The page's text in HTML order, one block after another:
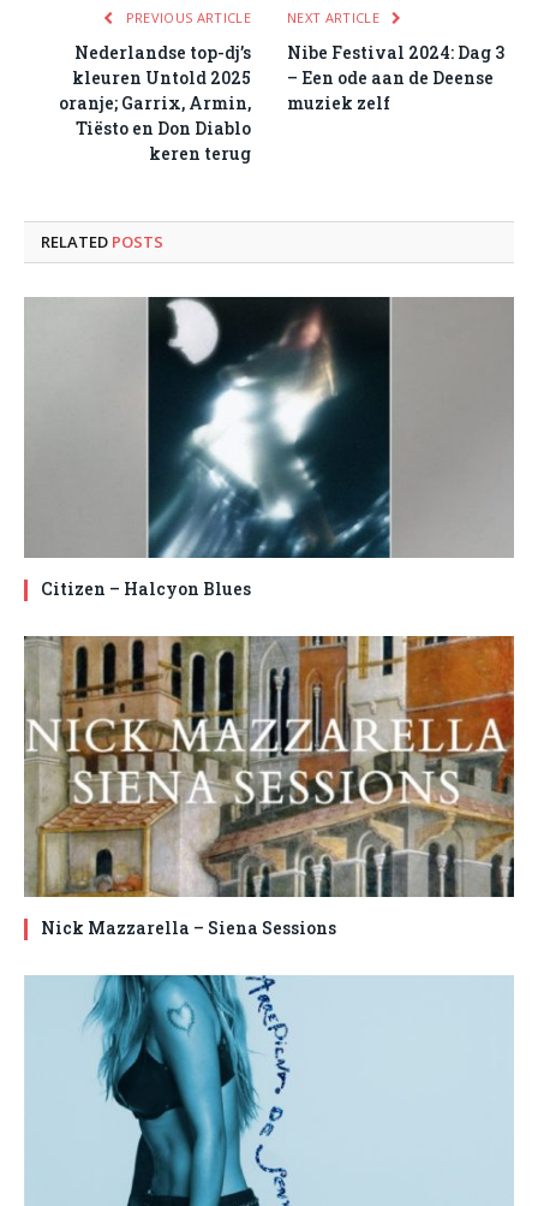
PREVIOUS ARTICLE
Nederlandse top-dj’s
kleuren Untold 2025
oranje; Garrix, Armin,
Tiësto en Don Diablo
keren terug
NEXT ARTICLE
Nibe Festival 2024: Dag 3
– Een ode aan de Deense
muziek zelf
RELATED POSTS
Citizen – Halcyon Blues
Nick Mazzarella – Siena Sessions